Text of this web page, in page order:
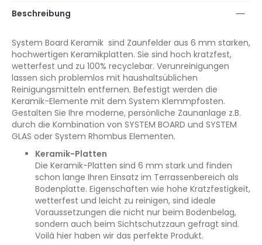
Beschreibung
System Board Keramik sind Zaunfelder aus 6 mm starken,
hochwertigen Keramikplatten. Sie sind hoch kratzfest,
wetterfest und zu 100% recyclebar. Verunreinigungen
lassen sich problemlos mit haushaltsüblichen
Reinigungsmitteln entfernen. Befestigt werden die
Keramik-Elemente mit dem System Klemmpfosten.
Gestalten Sie Ihre moderne, persönliche Zaunanlage z.B.
durch die Kombination von SYSTEM BOARD und SYSTEM
GLAS oder System Rhombus Elementen.
Keramik-Platten
Die Keramik-Platten sind 6 mm stark und finden
schon lange Ihren Einsatz im Terrassenbereich als
Bodenplatte. Eigenschaften wie hohe Kratzfestigkeit,
wetterfest und leicht zu reinigen, sind ideale
Voraussetzungen die nicht nur beim Bodenbelag,
sondern auch beim Sichtschutzzaun gefragt sind.
Voilà hier haben wir das perfekte Produkt.